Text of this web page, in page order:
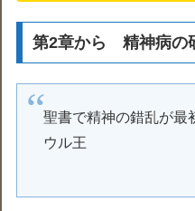
第2章から 精神病の
聖書で精神の錯乱が最
ウル王